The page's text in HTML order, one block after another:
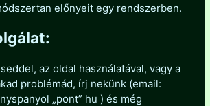
előnyeit egy rendszerben.
az oldal használatával, vagy a
problémád, írj nekünk (email:
„pont” hu ) és még